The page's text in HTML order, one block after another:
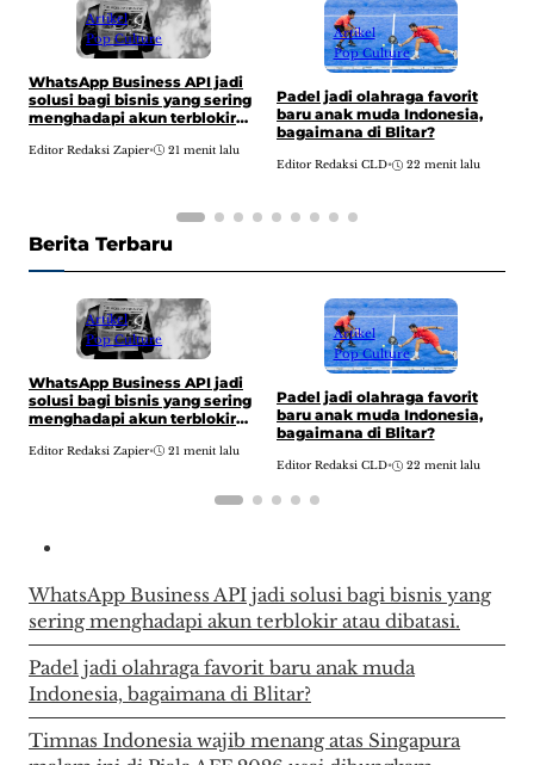
Artikel
Pop Culture
WhatsApp Business API jadi
solusi bagi bisnis yang sering
menghadapi akun terblokir
Editor Redaksi Zapier• 21 menit lalu
Artikel
Pop Culture
Padel jadi olahraga favorit
baru anak muda Indonesia,
bagaimana di Blitar?
Editor Redaksi CLD• 22 menit lalu
Berita Terbaru
Artikel
Pop Culture
WhatsApp Business API jadi
solusi bagi bisnis yang sering
menghadapi akun terblokir
Editor Redaksi Zapier• 21 menit lalu
Artikel
Pop Culture
Padel jadi olahraga favorit
baru anak muda Indonesia,
bagaimana di Blitar?
Editor Redaksi CLD• 22 menit lalu
WhatsApp Business API jadi solusi bagi bisnis yang
sering menghadapi akun terblokir atau dibatasi.
Padel jadi olahraga favorit baru anak muda
Indonesia, bagaimana di Blitar?
Timnas Indonesia wajib menang atas Singapura